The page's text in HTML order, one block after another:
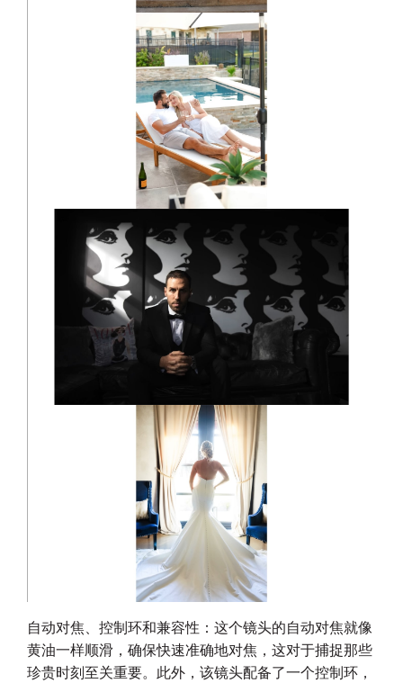
自动对焦、控制环和兼容性：这个镜头的自动对焦就像
黄油一样顺滑，确保快速准确地对焦，这对于捕捉那些
珍贵时刻至关重要。此外，该镜头配备了一个控制环，